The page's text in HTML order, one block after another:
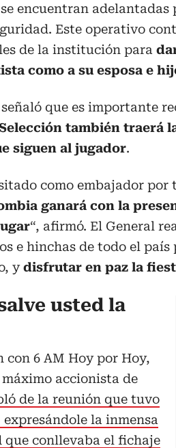
encuentran
Este operativo
de la institución para
como a su esposa e
que es importante
también traerá
siguen al jugador.
como embajador por
ganará con la
“, afirmó. El General
e hinchas de todo el
ydisfrutar en paz la
usted la
con 6 AM Hoy por Hoy,
accionista de
de la reunión que tuvo
la inmensa
que conllevaba el fichaje